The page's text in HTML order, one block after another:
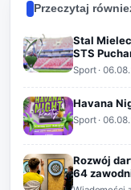
Przeczytaj
Stal
STS
Sport·
Havana
Sport·
Rozwój
64